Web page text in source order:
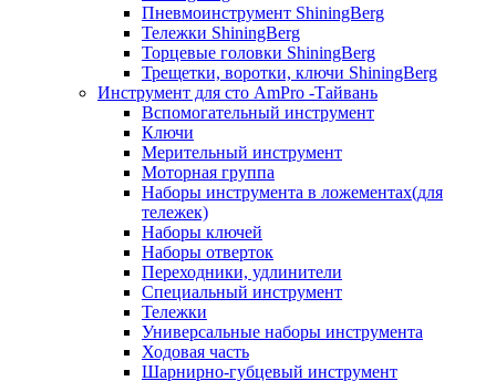
Пневмоинструмент ShiningBerg
Тележки ShiningBerg
Торцевые головки ShiningBerg
Трещетки, воротки, ключи ShiningBerg
Инструмент для сто AmPro -Тайвань
Вспомогательный инструмент
Ключи
Мерительный инструмент
Моторная группа
Наборы инструмента в ложементах(для
тележек)
Наборы ключей
Наборы отверток
Переходники, удлинители
Специальный инструмент
Тележки
Универсальные наборы инструмента
Ходовая часть
Шарнирно-губцевый инструмент